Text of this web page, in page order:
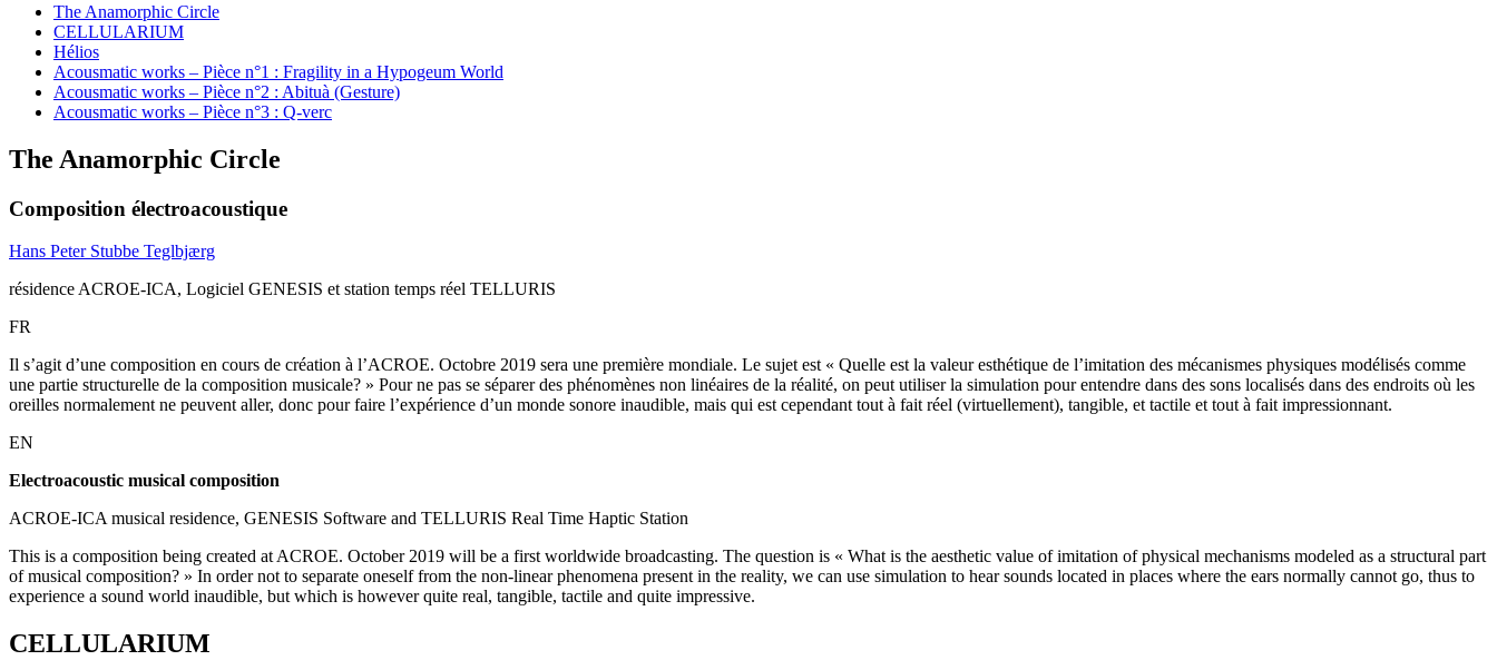
The Anamorphic Circle
CELLULARIUM
Hélios
Acousmatic works – Pièce n°1 : Fragility in a Hypogeum World
Acousmatic works – Pièce n°2 : Abituà (Gesture)
Acousmatic works – Pièce n°3 : Q-verc
The Anamorphic Circle
Composition électroacoustique
Hans Peter Stubbe Teglbjærg
résidence ACROE-ICA, Logiciel GENESIS et station temps réel TELLURIS
FR
Il s’agit d’une composition en cours de création à l’ACROE. Octobre 2019 sera une première mondiale. Le sujet est « Quelle est la valeur esthétique de l’imitation des mécanismes physiques modélisés comme
une partie structurelle de la composition musicale? » Pour ne pas se séparer des phénomènes non linéaires de la réalité, on peut utiliser la simulation pour entendre dans des sons localisés dans des endroits où les
oreilles normalement ne peuvent aller, donc pour faire l’expérience d’un monde sonore inaudible, mais qui est cependant tout à fait réel (virtuellement), tangible, et tactile et tout à fait impressionnant.
EN
Electroacoustic musical composition
ACROE-ICA musical residence, GENESIS Software and TELLURIS Real Time Haptic Station
This is a composition being created at ACROE. October 2019 will be a first worldwide broadcasting. The question is « What is the aesthetic value of imitation of physical mechanisms modeled as a structural part
of musical composition? » In order not to separate oneself from the non-linear phenomena present in the reality, we can use simulation to hear sounds located in places where the ears normally cannot go, thus to
experience a sound world inaudible, but which is however quite real, tangible, tactile and quite impressive.
CELLULARIUM